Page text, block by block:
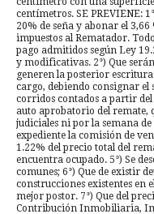
centímetros. SE PREVIENE:
20% de seña y abonar el
impuestos al Rematador.
pago admitidos según Ley
y modificativas. 2°) Que
generen la posterior escritura
cargo, debiendo consignar el
corridos contados a partir
auto aprobatorio del remate,
judiciales ni por la semana de
expediente la comisión de
1.22% del precio total del
encuentra ocupado. 5°) Se
comunes; 6°) Que de existir
construcciones existentes en
mejor postor. 7°) Que del
Contribución Inmobiliaria,